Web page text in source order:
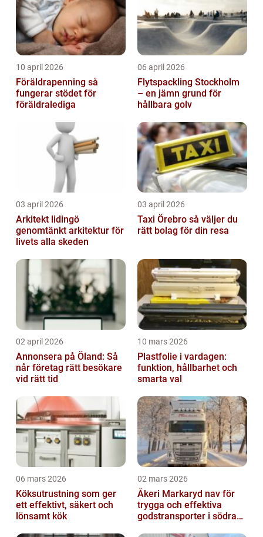
10 april 2026
Föräldrapenning så
fungerar stödet för
föräldralediga
06 april 2026
Flytspackling Stockholm
– en jämn grund för
hållbara golv
03 april 2026
Arkitekt lidingö
genomtänkt arkitektur för
livets alla skeden
03 april 2026
Taxi Örebro så väljer du
rätt bolag för din resa
02 april 2026
Annonsera på Öland: Så
når företag rätt besökare
vid rätt tid
10 mars 2026
Plastfolie i vardagen:
funktion, hållbarhet och
smarta val
06 mars 2026
Köksutrustning som ger
ett effektivt, säkert och
lönsamt kök
02 mars 2026
Åkeri Markaryd nav för
trygga och effektiva
godstransporter i södra